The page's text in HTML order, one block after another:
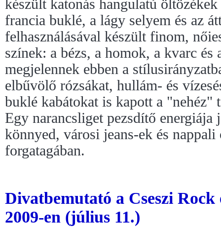
készült katonás hangulatú
francia buklé, a lágy selyem és az
felhasználásával készült finom,
színek: a bézs, a homok, a kvarc
megjelennek ebben a
elbűvölő rózsákat, hullám- és
buklé kabátokat is kapott a "nehéz"
Egy narancsliget pezsdítő energiája
könnyed, városi jeans-ek és
forgatagában.
Divatbemutató a Cseszi Rock
2009-en (július 11.)